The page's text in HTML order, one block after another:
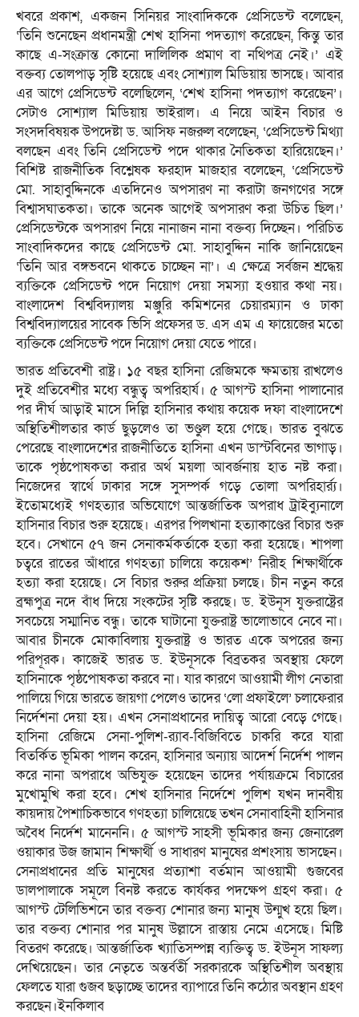
খবরে প্রকাশ, একজন সিনিয়র সাংবাদিককে প্রেসিডেন্ট বলেছেন,
‘তিনি শুনেছেন প্রধানমন্ত্রী শেখ হাসিনা পদত্যাগ করেছেন, কিন্তু তার
কাছে এ-সংক্রান্ত কোনো দালিলিক প্রমাণ বা নথিপত্র নেই।’ এই
বক্তব্য তোলপাড় সৃষ্টি হয়েছে এবং সোশ্যাল মিডিয়ায় ভাসছে। আবার
এর আগে প্রেসিডেন্ট বলেছিলেন, ‘শেখ হাসিনা পদত্যাগ করেছেন’।
সেটাও সোশ্যাল মিডিয়ায় ভাইরাল। এ নিয়ে আইন বিচার ও
সংসদবিষয়ক উপদেষ্টা ড. আসিফ নজরুল বলেছেন, ‘প্রেসিডেন্ট মিথ্যা
বলছেন এবং তিনি প্রেসিডেন্ট পদে থাকার নৈতিকতা হারিয়েছেন।’
বিশিষ্ট রাজনীতিক বিশ্লেষক ফরহাদ মাজহার বলেছেন, ‘প্রেসিডেন্ট
মো. সাহাবুদ্দিনকে এতদিনেও অপসারণ না করাটা জনগণের সঙ্গে
বিশ্বাসঘাতকতা। তাকে অনেক আগেই অপসারণ করা উচিত ছিল।’
প্রেসিডেন্টকে অপসারণ নিয়ে নানাজন নানা বক্তব্য দিচ্ছেন। পরিচিত
সাংবাদিকদের কাছে প্রেসিডেন্ট মো. সাহাবুদ্দিন নাকি জানিয়েছেন
‘তিনি আর বঙ্গভবনে থাকতে চাচ্ছেন না’। এ ক্ষেত্রে সর্বজন শ্রদ্ধেয়
ব্যক্তিকে প্রেসিডেন্ট পদে নিয়োগ দেয়া সমস্যা হওয়ার কথা নয়।
বাংলাদেশ বিশ্ববিদ্যালয় মঞ্জুরি কমিশনের চেয়ারম্যান ও ঢাকা
বিশ্ববিদ্যালয়ের সাবেক ভিসি প্রফেসর ড. এস এম এ ফায়েজের মতো
ব্যক্তিকে প্রেসিডেন্ট পদে নিয়োগ দেয়া যেতে পারে।
ভারত প্রতিবেশী রাষ্ট্র। ১৫ বছর হাসিনা রেজিমকে ক্ষমতায় রাখলেও
দুই প্রতিবেশীর মধ্যে বন্ধুত্ব অপরিহার্য। ৫ আগস্ট হাসিনা পালানোর
পর দীর্ঘ আড়াই মাসে দিল্লি হাসিনার কথায় কয়েক দফা বাংলাদেশে
অস্থিতিশীলতার কার্ড ছুড়লেও তা ভণ্ডুল হয়ে গেছে। ভারত বুঝতে
পেরেছে বাংলাদেশের রাজনীতিতে হাসিনা এখন ডাস্টবিনের ভাগাড়।
তাকে পৃষ্ঠপোষকতা করার অর্থ ময়লা আবর্জনায় হাত নষ্ট করা।
নিজেদের স্বার্থে ঢাকার সঙ্গে সুসম্পর্ক গড়ে তোলা অপরিহার্র্য।
ইতোমধ্যেই গণহত্যার অভিযোগে আন্তর্জাতিক অপরাধ ট্রাইব্যুনালে
হাসিনার বিচার শুরু হয়েছে। এরপর পিলখানা হত্যাকাণ্ডের বিচার শুরু
হবে। সেখানে ৫৭ জন সেনাকর্মকর্তাকে হত্যা করা হয়েছে। শাপলা
চত্বরে রাতের আঁধারে গণহত্যা চালিয়ে কয়েকশ’ নিরীহ শিক্ষার্থীকে
হত্যা করা হয়েছে। সে বিচার শুরুর প্রক্রিয়া চলছে। চীন নতুন করে
ব্রহ্মপুত্র নদে বাঁধ দিয়ে সংকটের সৃষ্টি করছে। ড. ইউনূস যুক্তরাষ্ট্রের
সবচেয়ে সম্মানিত বন্ধু। তাকে ঘাটানো যুক্তরাষ্ট্র ভালোভাবে নেবে না।
আবার চীনকে মোকাবিলায় যুক্তরাষ্ট্র ও ভারত একে অপরের জন্য
পরিপূরক। কাজেই ভারত ড. ইউনূসকে বিব্রতকর অবস্থায় ফেলে
হাসিনাকে পৃষ্ঠপোষকতা করবে না। যার কারণে আওয়ামী লীগ নেতারা
পালিয়ে গিয়ে ভারতে জায়গা পেলেও তাদের ‘লো প্রফাইলে’ চলাফেরার
নির্দেশনা দেয়া হয়। এখন সেনাপ্রধানের দায়িত্ব আরো বেড়ে গেছে।
হাসিনা রেজিমে সেনা-পুলিশ-র‌্যাব-বিজিবিতে চাকরি করে যারা
বিতর্কিত ভূমিকা পালন করেন, হাসিনার অন্যায় আদের্শ নির্দেশ পালন
করে নানা অপরাধে অভিযুক্ত হয়েছেন তাদের পর্যায়ক্রমে বিচারের
মুখোমুখি করা হবে। শেখ হাসিনার নির্দেশে পুলিশ যখন দানবীয়
কায়দায় পৈশাচিকভাবে গণহত্যা চালিয়েছে তখন সেনাবাহিনী হাসিনার
অবৈধ নির্দেশ মানেননি। ৫ আগস্ট সাহসী ভূমিকার জন্য জেনারেল
ওয়াকার উজ জামান শিক্ষার্থী ও সাধারণ মানুষের প্রশংসায় ভাসছেন।
সেনাপ্রধানের প্রতি মানুষের প্রত্যাশা বর্তমান আওয়ামী গুজবের
ডালপালাকে সমূলে বিনষ্ট করতে কার্যকর পদক্ষেপ গ্রহণ করা। ৫
আগস্ট টেলিভিশনে তার বক্তব্য শোনার জন্য মানুষ উন্মুখ হয়ে ছিল।
তার বক্তব্য শোনার পর মানুষ উল্লাসে রাস্তায় নেমে এসেছে। মিষ্টি
বিতরণ করেছে। আন্তর্জাতিক খ্যাতিসম্পন্ন ব্যক্তিত্ব ড. ইউনূস সাফল্য
দেখিয়েছেন। তার নেতৃতে অন্তর্বর্তী সরকারকে অস্থিতিশীল অবস্থায়
ফেলতে যারা গুজব ছড়াচ্ছে তাদের ব্যাপারে তিনি কঠোর অবস্থান গ্রহণ
করছেন।ইনকিলাব